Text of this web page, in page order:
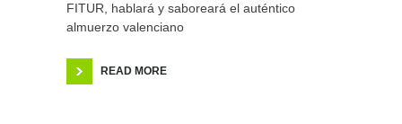
FITUR, hablará y saboreará el auténtico
almuerzo valenciano
READ MORE